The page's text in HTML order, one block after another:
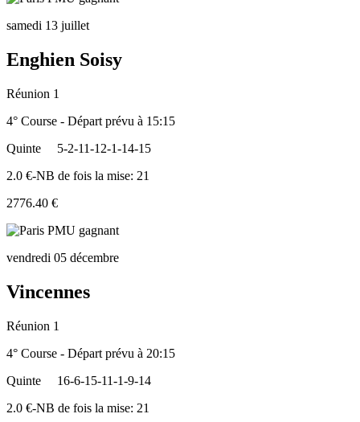
samedi 13 juillet
Enghien Soisy
Réunion 1
4° Course - Départ prévu à 15:15
Quinte
5-2-11-12-1-14-15
2.0 €-NB de fois la mise: 21
2776.40 €
vendredi 05 décembre
Vincennes
Réunion 1
4° Course - Départ prévu à 20:15
Quinte
16-6-15-11-1-9-14
2.0 €-NB de fois la mise: 21